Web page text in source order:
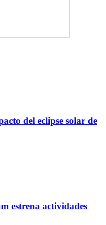
del eclipse solar de
estrena actividades